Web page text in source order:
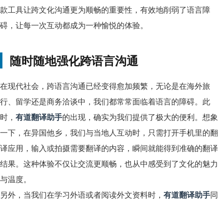
款工具让跨文化沟通更为顺畅的重要性，有效地削弱了语言障
碍，让每一次互动都成为一种愉悦的体验。
随时随地强化跨语言沟通
在现代社会，跨语言沟通已经变得愈加频繁，无论是在海外旅
行、留学还是商务洽谈中，我们都常常面临着语言的障碍。此
时， 有道翻译助手的出现，确实为我们提供了极大的便利。想象
一下，在异国他乡，我们与当地人互动时，只需打开手机里的翻
译应用，输入或拍摄需要翻译的内容，瞬间就能得到准确的翻译
结果。这种体验不仅让交流更顺畅，也从中感受到了文化的魅力
与温度。
另外，当我们在学习外语或者阅读外文资料时， 有道翻译助手同